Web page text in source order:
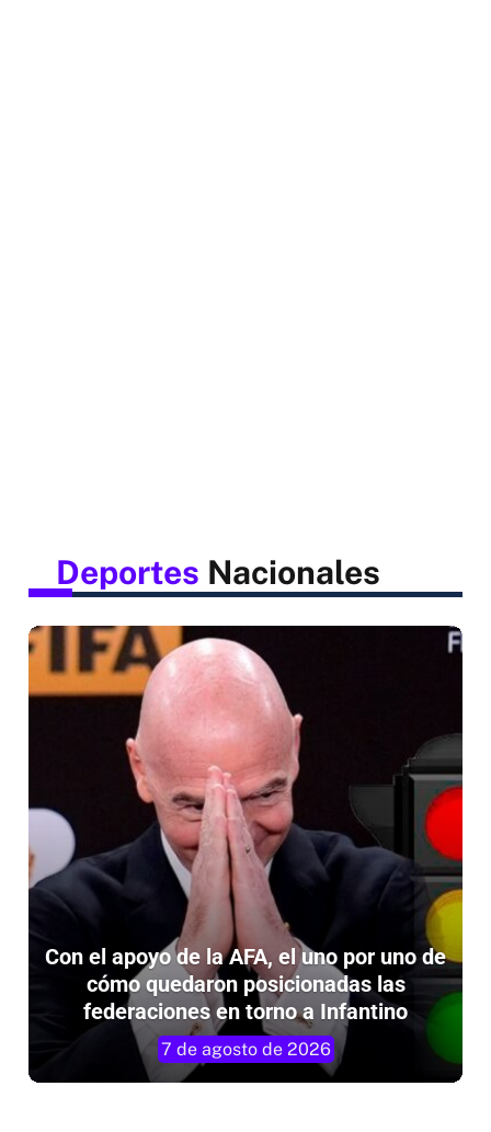
Deportes Nacionales
Con el apoyo de la AFA, el uno por uno de
cómo quedaron posicionadas las
federaciones en torno a Infantino
7 de agosto de 2026